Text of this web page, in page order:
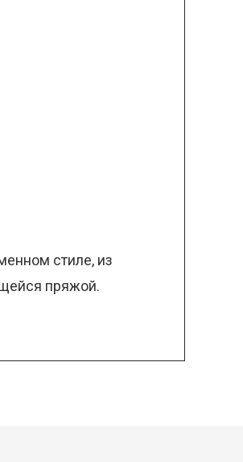
стиле, из
пряжой.